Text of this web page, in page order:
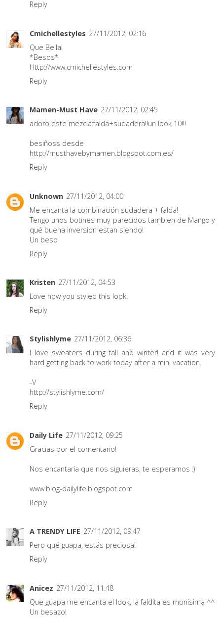
Reply
Cmichellestyles 27/11/2012, 02:16
Que Bella!
*Besos*
Http://www.cmichellestyles.com
Reply
Mamen-Must Have 27/11/2012, 02:45
adoro este mezcla:falda+sudadera!!un look 10!!!
besiñoss desde
http://musthavebymamen.blogspot.com.es/
Reply
Unknown 27/11/2012, 04:00
Me encanta la combinación sudadera + falda!
Tengo unos botines muy parecidos tambien de Mango y
qué buena inversion estan siendo!
Un beso
Reply
Kristen 27/11/2012, 04:53
Love how you styled this look!
Reply
Stylishlyme 27/11/2012, 06:36
I love sweaters during fall and winter! and it was very
hard getting back to work today after a mini vacation.
-V
http://stylishlyme.com/
Reply
Daily Life 27/11/2012, 09:25
Gracias por el comentario!
Nos encantaría que nos siguieras, te esperamos :)
www.blog-dailylife.blogspot.com
Reply
A TRENDY LIFE 27/11/2012, 09:47
Pero qué guapa, estás preciosa!
Reply
Anicez 27/11/2012, 11:48
Que guapa me encanta el look, la faldita es monísima ^^
Un besazo!